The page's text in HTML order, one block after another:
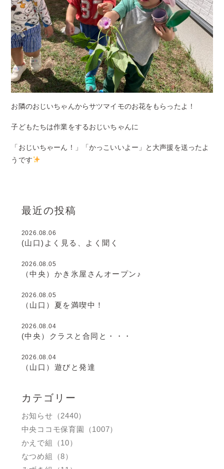
お隣のおじいちゃんからサツマイモのお花をもらったよ！
子どもたちは作業をするおじいちゃんに
「おじいちゃーん！」「かっこいいよー」と大声援を送ったよ
うです
最近の投稿
2026.08.06
(山口)よく見る、よく聞く
2026.08.05
（中央）かき氷屋さんオープン♪
2026.08.05
（山口）夏を満喫中！
2026.08.04
(中央）クラスと合同と・・・
2026.08.04
（山口）遊びと発達
カテゴリー
お知らせ（2440）
中央ココモ保育園（1007）
かえで組（10）
なつめ組（8）